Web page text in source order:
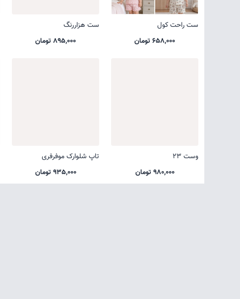
ست راحت کول
658,000 تومان
ست هزاررنگ
895,000 تومان
وست 23
980,000 تومان
تاپ شلوارک موفرفری
935,000 تومان